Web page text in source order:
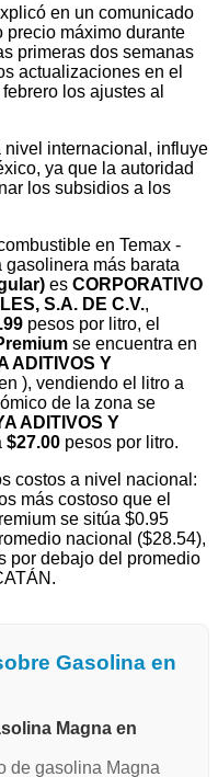
en un comunicado
precio máximo durante
primeras dos semanas
actualizaciones en el
los ajustes al
nivel internacional, influye
ya que la autoridad
los subsidios a los
en Temax -
más barata
es CORPORATIVO
S.A. DE C.V.,
pesos por litro, el
se encuentra en
ADITIVOS Y
), vendiendo el litro a
de la zona se
ADITIVOS Y
$27.00 pesos por litro.
costos a nivel nacional:
más costoso que el
se sitúa $0.95
nacional ($28.54),
por debajo del promedio
Gasolina en
Magna en
de gasolina Magna